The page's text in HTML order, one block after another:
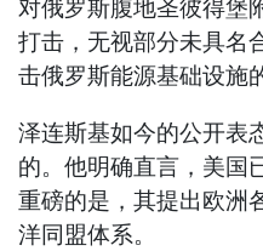
对俄罗斯腹地圣彼得堡
打击，无视部分未具名
击俄罗斯能源基础设施
泽连斯基如今的公开表
的。他明确直言，美国
重磅的是，其提出欧洲
洋同盟体系。